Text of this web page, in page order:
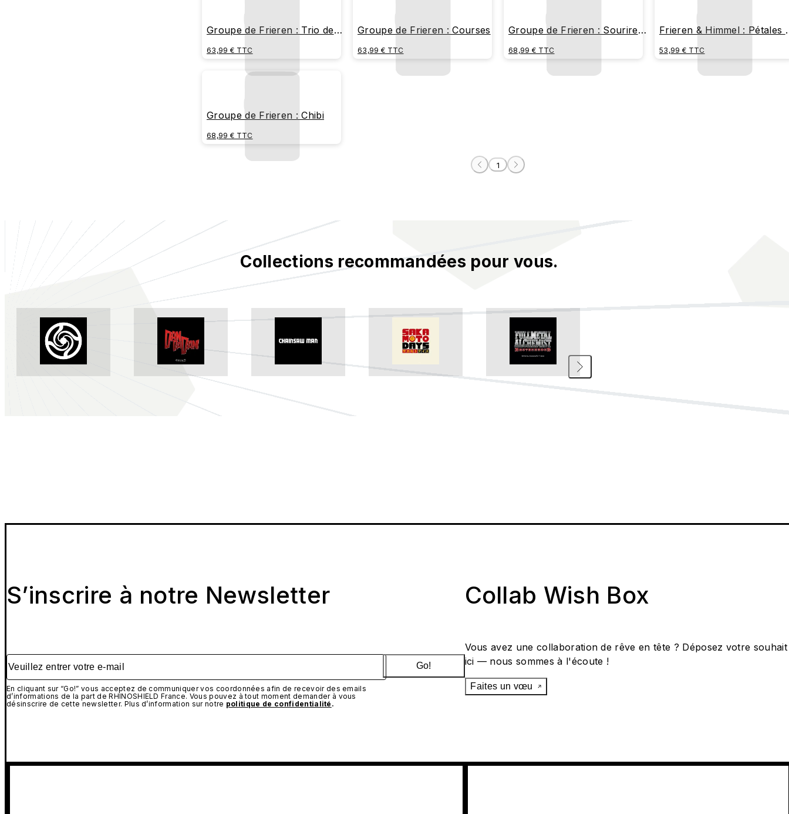
Groupe de Frieren : Trio de
63,99 € TTC
Groupe de Frieren : Courses
63,99 € TTC
Groupe de Frieren : Sourires
68,99 € TTC
Frieren & Himmel : Pétales
53,99 € TTC
Groupe de Frieren : Chibi
68,99 € TTC
1
Collections recommandées pour vous.
S’inscrire à notre Newsletter
Veuillez entrer votre e-mail
En cliquant sur “Go!” vous acceptez de communiquer vos coordonnées afin de recevoir des emails
d’informations de la part de RHINOSHIELD France. Vous pouvez à tout moment demander à vous
désinscrire de cette newsletter. Plus d’information sur notre politique de confidentialité .
Go!
Collab Wish Box
Vous avez une collaboration de rêve en tête ? Déposez votre souhait
ici — nous sommes à l'écoute !
Faites un vœu